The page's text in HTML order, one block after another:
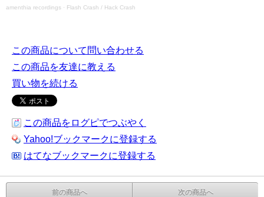
amenthia recordings · Flash Crash / Hack Crash
この商品について問い合わせる
この商品を友達に教える
買い物を続ける
この商品をログピでつぶやく
Yahoo!ブックマークに登録する
はてなブックマークに登録する
前の商品へ 次の商品へ